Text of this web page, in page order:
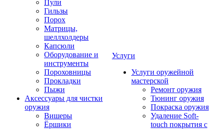
Пули
Гильзы
Порох
Матрицы,
шеллхолдеры
Капсюли
Оборудование и
инструменты
Пороховницы
Прокладки
Пыжи
Аксессуары для чистки
оружия
Вишеры
Ёршики
Услуги
Услуги оружейной
мастерской
Ремонт оружия
Тюнинг оружия
Покраска оружия
Удаление Soft-
touch покрытия с